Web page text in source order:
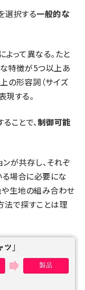
選択する一般的な
って異なる。たと
特徴が5つ以上あ
の形容詞（サイズ
現する。
ことで、制御可能
が共存し、それぞ
場合に必要にな
や生地の組み合わせ
法で探すことは理